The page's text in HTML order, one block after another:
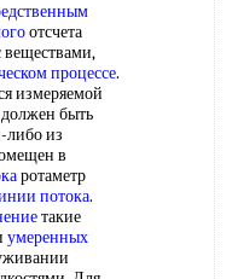
отсчета
веществами,
процессе.
измеряемой
должен быть
либо из
в
ротаметр
потока.
такие
умеренных